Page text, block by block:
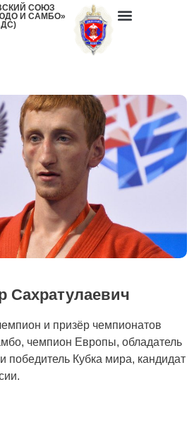
СОЮЗ
И САМБО»
Сахратулаевич
и призёр чемпионатов
чемпион Европы, обладатель
победитель Кубка мира, кандидат